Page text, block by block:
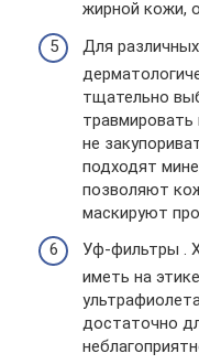
жирной кожи,
Для
тщательно
не
подходят
позволяют
маскируют
Уф-фильтры .
иметь на
достаточно